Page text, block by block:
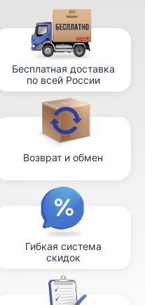
Бесплатная доставка
по всей России
Возврат и обмен
Гибкая система
скидок